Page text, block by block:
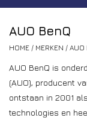
Kabels en Stekkers
Laadpalen
Installatie
AUO BenQ
HOME / MERKEN / AUO
AUO BenQ is
(AUO), producent
ontstaan in 2001
technologies en